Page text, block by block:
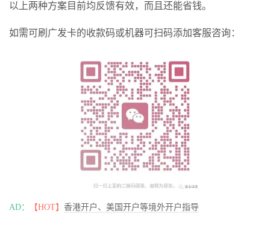
以上两种方案目前均反馈有效，而且还能省钱。
如需可刷广发卡的收款码或机器可扫码添加客服咨询：
AD： 【HOT】 香港开户、美国开户等境外开户指导